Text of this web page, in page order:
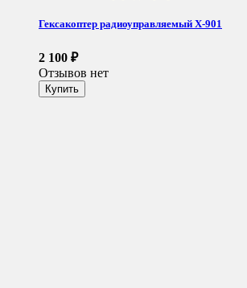
Гексакоптер радиоуправляемый X-901
2 100 ₽
Отзывов нет